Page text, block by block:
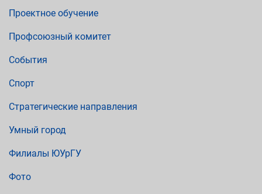
Проектное обучение
Профсоюзный комитет
События
Спорт
Стратегические направления
Умный город
Филиалы ЮУрГУ
Фото